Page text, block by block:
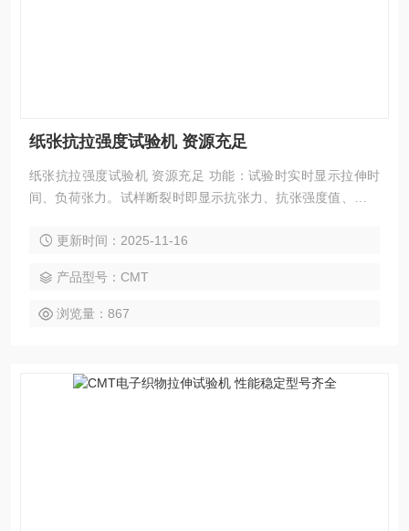
纸张抗拉强度试验机 资源充足
纸张抗拉强度试验机 资源充足 功能：试验时实时显示拉伸时
间、负荷张力。试样断裂时即显示抗张力、抗张强度值、抗张
和裂断时拉伸时间，并可显示抗张曲线。
更新时间：2025-11-16
产品型号：CMT
浏览量：867